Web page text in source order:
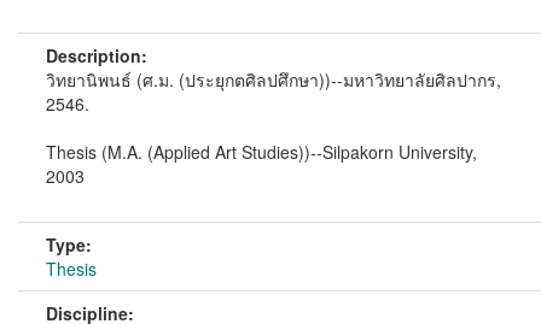
Description:
วิทยานิพนธ์ (ศ.ม. (ประยุกตศิลปศึกษา))--มหาวิทยาลัยศิลปากร,
2546.
Thesis (M.A. (Applied Art Studies))--Silpakorn University,
2003
Type:
Thesis
Discipline: